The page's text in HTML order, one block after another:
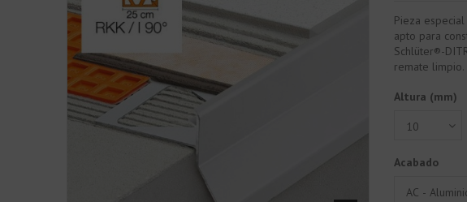
Pieza
apto para
Schlüter®-
remate limpio.
Altura (mm)
Acabado